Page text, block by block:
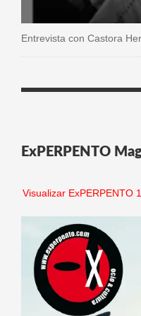
Entrevista con Castora
ExPERPENTO
Visualizar ExPERPENTO